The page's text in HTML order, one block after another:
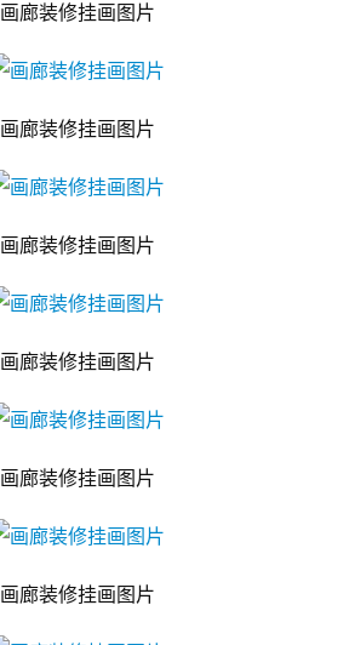
画廊装修挂画图片
画廊装修挂画图片
画廊装修挂画图片
画廊装修挂画图片
画廊装修挂画图片
画廊装修挂画图片